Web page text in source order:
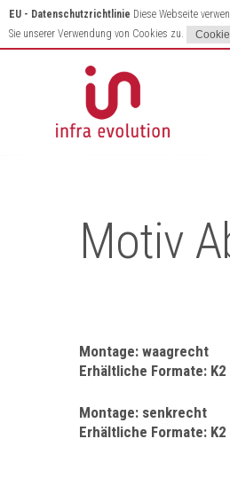
EU - Datenschutzrichtlinie Diese Webseite
Sie unserer Verwendung von Cookies zu.
Motiv
Montage: waagrecht
Erhältliche Formate: K2
Montage: senkrecht
Erhältliche Formate: K2